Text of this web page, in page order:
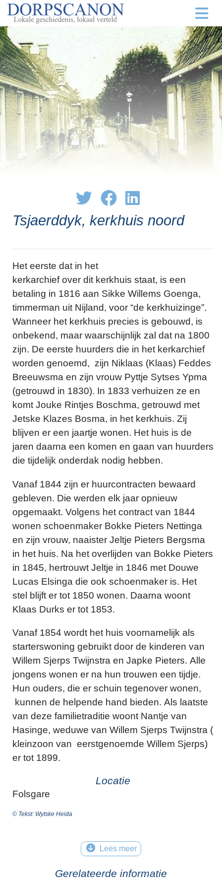
Tsjaerddyk, kerkhuis noord
Het eerste dat in het
kerkarchief over dit kerkhuis staat, is een
betaling in 1816 aan Sikke Willems Goenga,
timmerman uit Nijland, voor “de kerkhuizinge”.
Wanneer het kerkhuis precies is gebouwd, is
onbekend, maar waarschijnlijk zal dat na 1800
zijn. De eerste huurders die in het kerkarchief
worden genoemd, zijn Niklaas (Klaas) Feddes
Breeuwsma en zijn vrouw Pyttje Sytses Ypma
(getrouwd in 1830). In 1833 verhuizen ze en
komt Jouke Rintjes Boschma, getrouwd met
Jetske Klazes Bosma, in het kerkhuis. Zij
blijven er een jaartje wonen. Het huis is de
jaren daarna een komen en gaan van huurders
die tijdelijk onderdak nodig hebben.
Vanaf 1844 zijn er huurcontracten bewaard
gebleven. Die werden elk jaar opnieuw
opgemaakt. Volgens het contract van 1844
wonen schoenmaker Bokke Pieters Nettinga
en zijn vrouw, naaister Jeltje Pieters Bergsma
in het huis. Na het overlijden van Bokke Pieters
in 1845, hertrouwt Jeltje in 1846 met Douwe
Lucas Elsinga die ook schoenmaker is. Het
stel blijft er tot 1850 wonen. Daarna woont
Klaas Durks er tot 1853.
Vanaf 1854 wordt het huis voornamelijk als
starterswoning gebruikt door de kinderen van
Willem Sjerps Twijnstra en Japke Pieters. Alle
jongens wonen er na hun trouwen een tijdje.
Hun ouders, die er schuin tegenover wonen,
kunnen de helpende hand bieden. Als laatste
van deze familietraditie woont Nantje van
Hasinge, weduwe van Willem Sjerps Twijnstra (
kleinzoon van eerstgenoemde Willem Sjerps)
er tot 1899.
Locatie
Folsgare
© Tekst: Wytske Heida
Lees meer
Gerelateerde informatie